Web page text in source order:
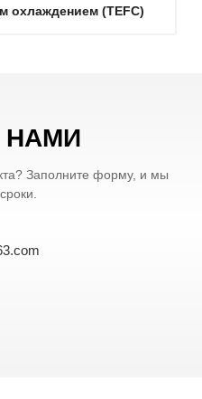
охлаждением (TEFC)
НАМИ
Заполните форму, и мы